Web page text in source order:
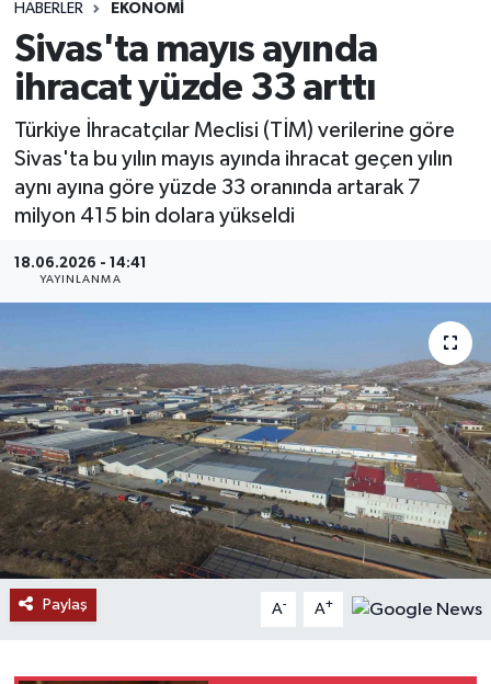
HABERLER EKONOMİ
Sivas'ta mayıs ayında
ihracat yüzde 33 arttı
Türkiye İhracatçılar Meclisi (TİM) verilerine göre
Sivas'ta bu yılın mayıs ayında ihracat geçen yılın
aynı ayına göre yüzde 33 oranında artarak 7
milyon 415 bin dolara yükseldi
18.06.2026 - 14:41
YAYINLANMA
Paylaş A- A+
GÜNCEL
KÜLTÜR
MAGAZİN
ÖZEL HABER
RESMİ İLANLAR
SİYASET
SOSYAL YARDIMLAR
SPONSORLU YAZI
SPOR
TEKNOLOJİ
Son Dakika Haberleri
Haber Arşivi